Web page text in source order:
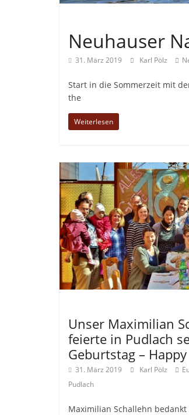
Neuhauser
31. März 2019 Karl Pölz
Start in die Sommerzeit mit
the
Weiterlesen
Unser Maximilian
feierte in Pudlach
Geburtstag –
31. März 2019 Karl Pölz
Pudlach
Maximilian Schallehn